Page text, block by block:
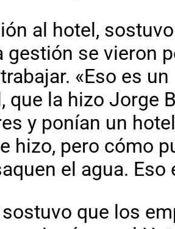
al hotel,
gestión se vieron
«Eso es
que la hizo Jorge
y ponían un
hizo, pero cómo
el agua.
que los